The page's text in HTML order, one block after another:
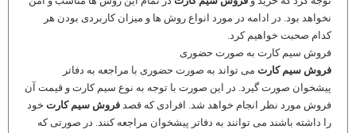
نخواهد بود. در ادامه در مورد انواع روش ها و میزان کاربردی بودن هر
کدام صحبت خواهیم کرد.
فروش سیم کارت به صورت حضوری
فروش سیم کارت می تواند به صورت حضوری با مراجعه به دفاتر
پیشخوان صورت گیرد. در این صورت با توجه به نوع سیم کارت و قیمت آن
فروش مورد نظر انجام خواهد شد. افرادی که قصد فروش سیم کارت خود
را داشته باشند می توانند به دفاتر پیشخوان مراجعه کنند. در صورتی که